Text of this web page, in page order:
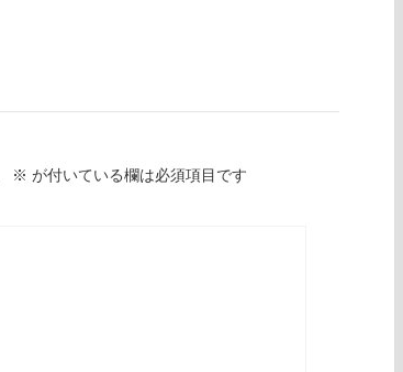
※ が付いている欄は必須項目です